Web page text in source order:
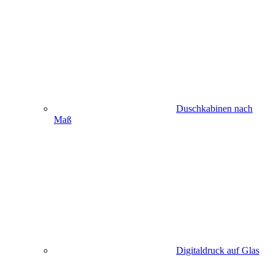
Duschkabinen nach
Maß
Digitaldruck auf Glas